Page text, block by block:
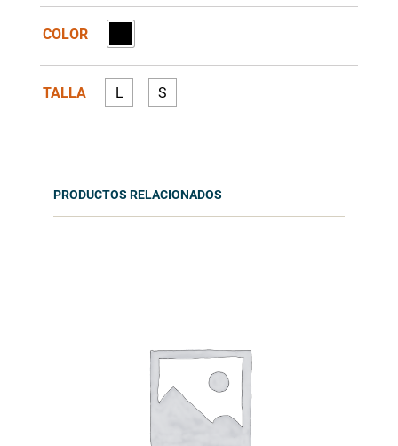
COLOR
TALLA L S
PRODUCTOS RELACIONADOS